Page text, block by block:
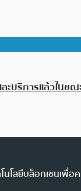
ะบริการแล้วในข
โลยีบล็อกเชนเ